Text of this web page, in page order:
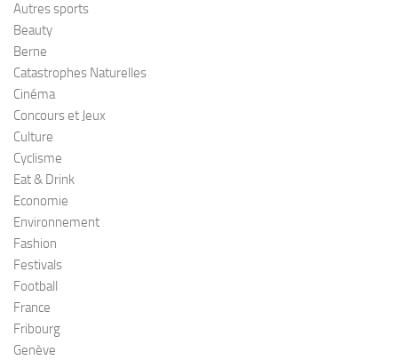
Autres sports
Beauty
Berne
Catastrophes Naturelles
Cinéma
Concours et Jeux
Culture
Cyclisme
Eat & Drink
Economie
Environnement
Fashion
Festivals
Football
France
Fribourg
Genève